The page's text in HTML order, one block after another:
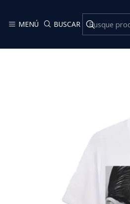
MENÚ BUSCAR